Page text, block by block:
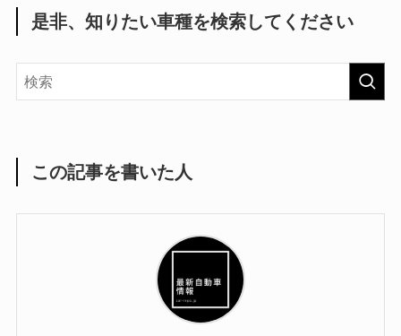
是非、知りたい車種を検索してください
この記事を書いた人